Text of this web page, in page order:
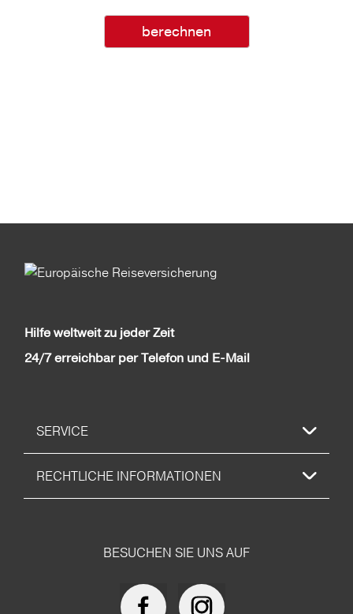
berechnen
Hilfe weltweit zu jeder Zeit
24/7 erreichbar per Telefon und E-Mail
SERVICE
RECHTLICHE INFORMATIONEN
BESUCHEN SIE UNS AUF